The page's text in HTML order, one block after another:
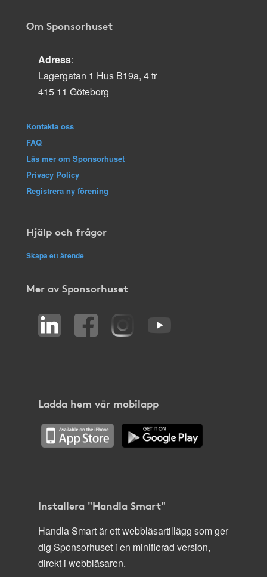
Om Sponsorhuset
Adress:
Lagergatan 1 Hus B19a, 4 tr
415 11 Göteborg
Kontakta oss
FAQ
Läs mer om Sponsorhuset
Privacy Policy
Registrera ny förening
Hjälp och frågor
Skapa ett ärende
Mer av Sponsorhuset
Ladda hem vår mobilapp
Installera "Handla Smart"
Handla Smart är ett webbläsartillägg som ger
dig Sponsorhuset i en minifierad version,
direkt i webbläsaren.